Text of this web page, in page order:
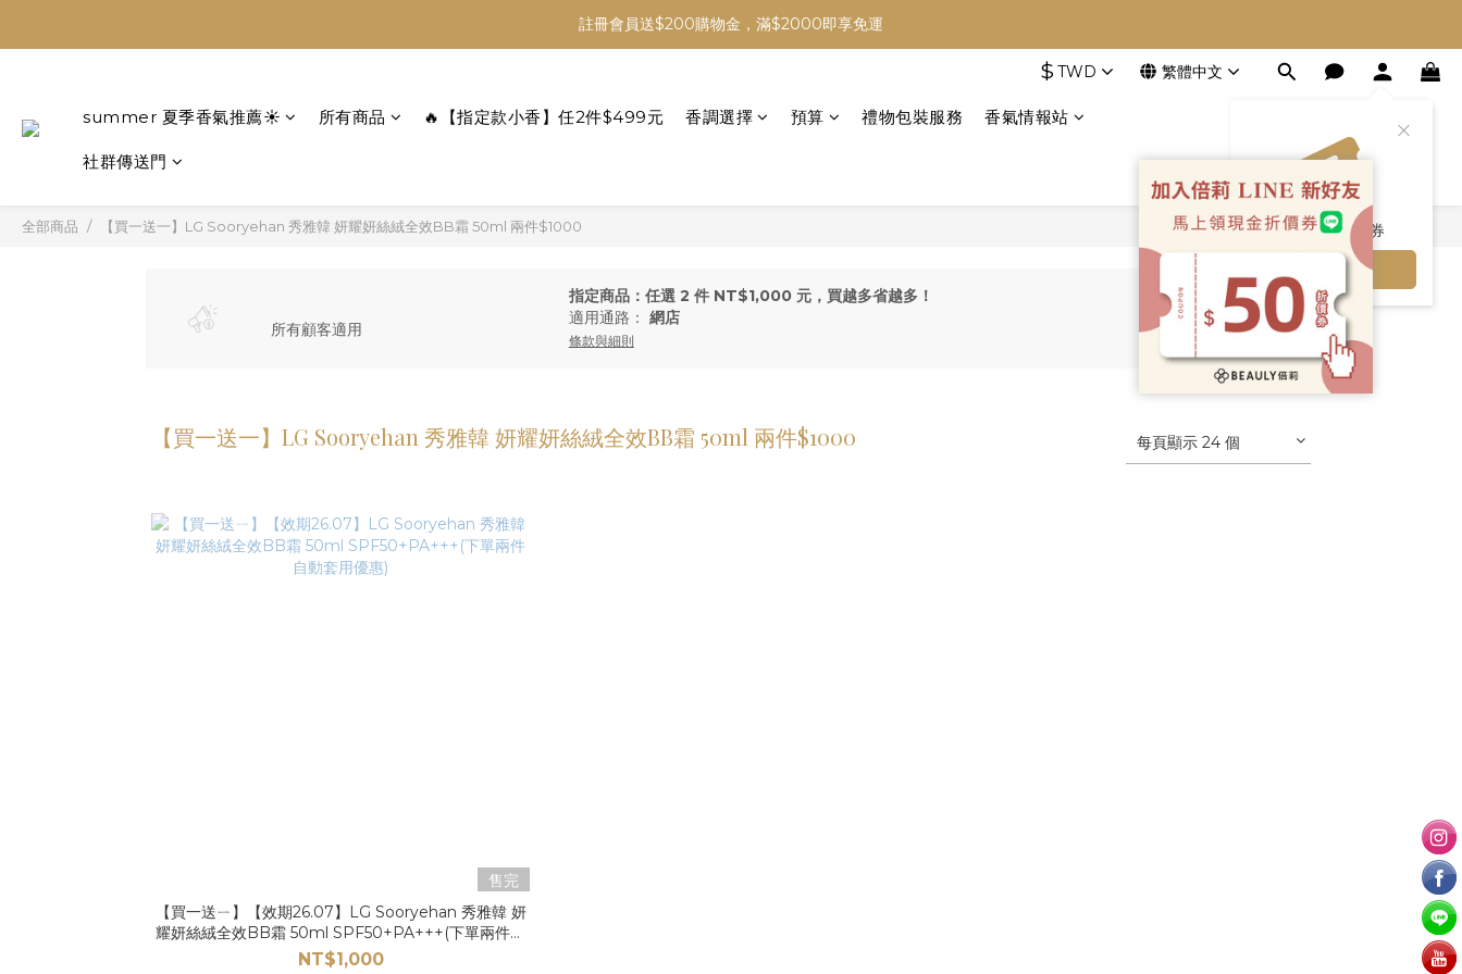
註冊會員送$200購物金，滿$2000即享免運
$ TWD 繁體中文
送您專屬優惠券
立即領取
summer 夏季香氣推薦☀️ 所有商品 🔥【指定款小香】任2件$499元 香調選擇 預算 禮物包裝服務 香氣情報站
社群傳送門
全部商品 【買一送一】LG Sooryehan 秀雅韓 妍耀妍絲絨全效BB霜 50ml 兩件$1000
所有顧客適用
指定商品：任選 2 件 NT$1,000 元，買越多省越多！
適用通路： 網店
條款與細則
【買一送一】LG Sooryehan 秀雅韓 妍耀妍絲絨全效BB霜 50ml 兩件$1000 每頁顯示 24 個
售完
【買一送ㄧ】【效期26.07】LG Sooryehan 秀雅韓 妍
耀妍絲絨全效BB霜 50ml SPF50+PA+++(下單兩件自
動套用優惠)
NT$1,000